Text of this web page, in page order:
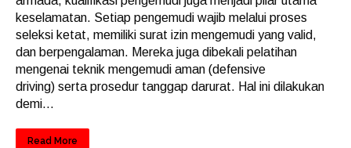
keselamatan. Setiap pengemudi wajib melalui proses
seleksi ketat, memiliki surat izin mengemudi yang valid,
dan berpengalaman. Mereka juga dibekali pelatihan
mengenai teknik mengemudi aman (defensive
driving) serta prosedur tanggap darurat. Hal ini dilakukan
demi...
Read More